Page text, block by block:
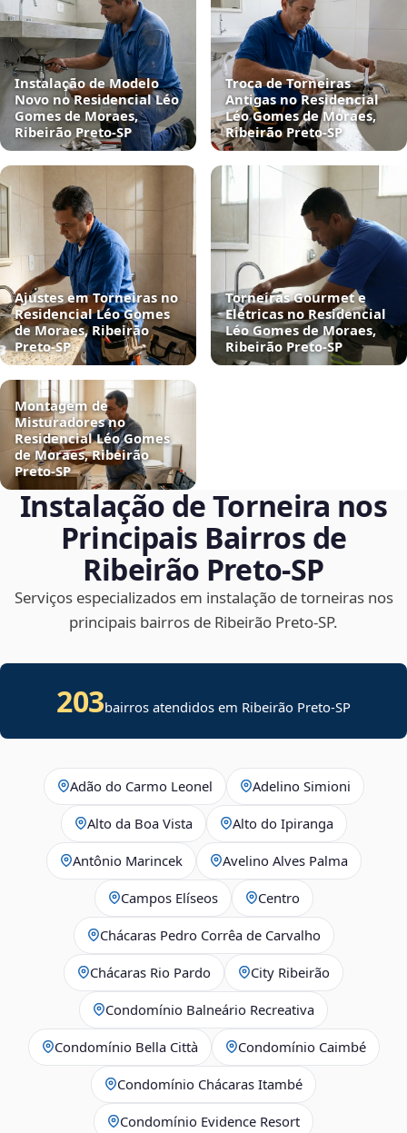
Instalação de Modelo
Novo no Residencial Léo
Gomes de Moraes,
Ribeirão Preto‑SP
Troca de Torneiras
Antigas no Residencial
Léo Gomes de Moraes,
Ribeirão Preto‑SP
Ajustes em Torneiras no
Residencial Léo Gomes
de Moraes, Ribeirão
Preto‑SP
Torneiras Gourmet e
Elétricas no Residencial
Léo Gomes de Moraes,
Ribeirão Preto‑SP
Montagem de
Misturadores no
Residencial Léo Gomes
de Moraes, Ribeirão
Preto‑SP
Instalação de Torneira nos
Principais Bairros de
Ribeirão Preto‑SP
Serviços especializados em instalação de torneiras nos
principais bairros de Ribeirão Preto‑SP.
203bairros atendidos em Ribeirão Preto-SP
Adão do Carmo Leonel Adelino Simioni
Alto da Boa Vista Alto do Ipiranga
Antônio Marincek Avelino Alves Palma
Campos Elíseos Centro
Chácaras Pedro Corrêa de Carvalho
Chácaras Rio Pardo City Ribeirão
Condomínio Balneário Recreativa
Condomínio Bella Città Condomínio Caimbé
Condomínio Chácaras Itambé
Condomínio Evidence Resort